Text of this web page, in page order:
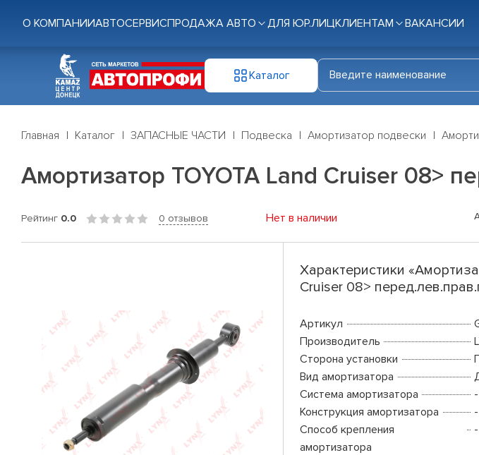
О КОМПАНИИАВТОСЕРВИСПРОДАЖА АВТО ДЛЯ ЮР.ЛИЦКЛИЕНТАМ ВАКАНСИИ
Каталог
Главная Каталог ЗАПАСНЫЕ ЧАСТИ Подвеска Амортизатор подвески
Амортизатор TOYOTA Land Cruiser 08>
Рейтинг 0.0 0 отзывов Нет в наличии
Характеристики
Cruiser 08>
Артикул
Производитель
Сторона установки
Вид амортизатора
Система амортизатора
-
Конструкция амортизатора
-
Способ крепления
амортизатора
-